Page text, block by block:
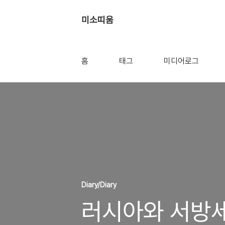
미소띠움
홈 태그 미디어로그
Diary/Diary
러시아와 서방